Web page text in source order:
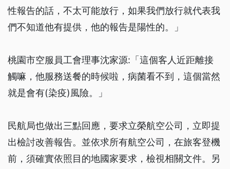
性報告的話，不太可能放行，如果我們放行就代表我
們不知道他有提供，他的報告是陽性的。」
桃園市空服員工會理事沈家源:「這個客人近距離接
觸嘛，他服務送餐的時候啦，病菌看不到，這個當然
就是會有(染疫)風險。」
民航局也做出三點回應，要求立榮航空公司，立即提
出檢討改善報告。並依求所有航空公司，在旅客登機
前，須確實依照目的地國家要求，檢視相關文件。另